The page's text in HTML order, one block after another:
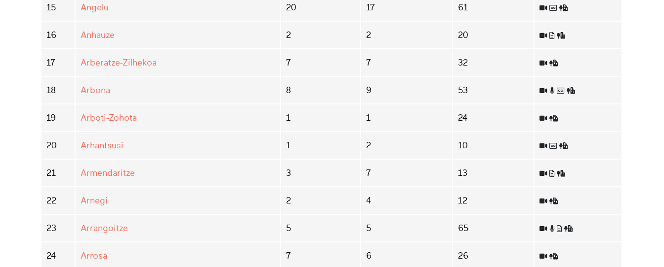
15 Angelu 20 17 61
16 Anhauze 2 2 20
17 Arberatze-Zilhekoa 7 7 32
18 Arbona 8 9 53
19 Arboti-Zohota 1 1 24
20 Arhantsusi 1 2 10
21 Armendaritze 3 7 13
22 Arnegi 2 4 12
23 Arrangoitze 5 5 65
24 Arrosa 7 6 26